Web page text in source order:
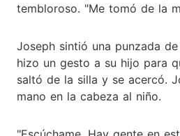
tembloroso. "Me tomó de la
Joseph sintió una punzada
hizo un gesto a su hijo para
saltó de la silla y se acercó.
mano en la cabeza al niño.